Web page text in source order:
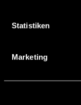
Statistiken
Marketing